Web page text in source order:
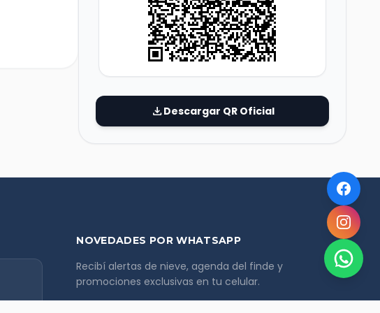
downloadDescargar QR Oficial
NOVEDADES POR WHATSAPP
Recibí alertas de nieve, agenda del finde y
promociones exclusivas en tu celular.